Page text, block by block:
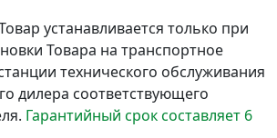
устанавливается только при
Товара на транспортное
технического обслуживания
дилера соответствующего
Гарантийный срок составляет 6